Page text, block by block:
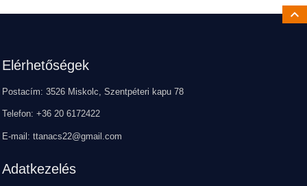
Elérhetőségek
Postacím: 3526 Miskolc, Szentpéteri kapu 78
Telefon: +36 20 6172422
E-mail: ttanacs22@gmail.com
Adatkezelés